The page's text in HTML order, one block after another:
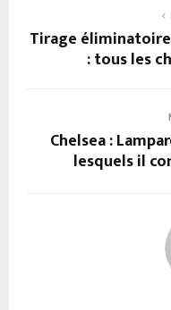
Tirage
: tous les
Chelsea :
lesquels il